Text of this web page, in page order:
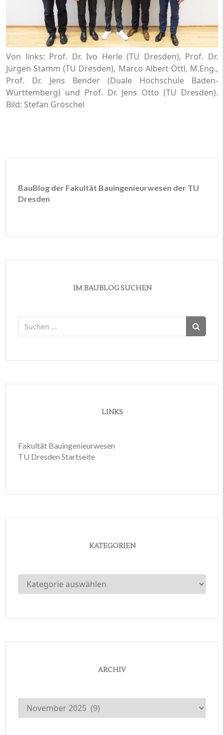
Von links: Prof. Dr. Ivo Herle (TU Dresden), Prof. Dr.
Jürgen Stamm (TU Dresden), Marco Albert Öttl, M.Eng.,
Prof. Dr. Jens Bender (Duale Hochschule Baden-
Württemberg) und Prof. Dr. Jens Otto (TU Dresden).
Bild: Stefan Gröschel
BauBlog der Fakultät Bauingenieurwesen der TU
Dresden
IM BAUBLOG SUCHEN
nach:
LINKS
Fakultät Bauingenieurwesen
TU Dresden Startseite
KATEGORIEN
Kategorien
ARCHIV
Archiv